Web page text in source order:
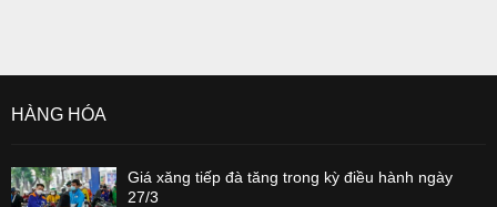
HÀNG HÓA
Giá xăng tiếp đà tăng trong kỳ điều hành ngày
27/3